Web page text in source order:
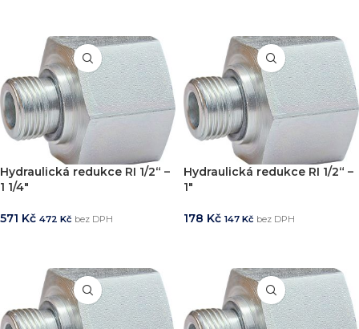
Hydraulická redukce RI 1/2“ –
1 1/4″
571 Kč 472 Kč bez DPH
Hydraulická redukce RI 1/2“ –
1″
178 Kč 147 Kč bez DPH